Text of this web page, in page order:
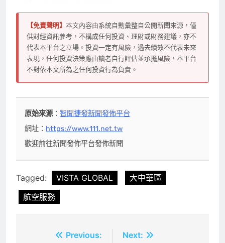
【免責聲明】 本文內容由系統自動彙整自公開新聞來源，僅
供財經資訊參考，不構成任何投資、理財或財務建議，亦不
代表本平台之立場。投資一定有風險，過去績效不代表未來
表現，任何投資決策應由讀者自行評估並承擔風險，本平台
不對依本文所為之任何投資行為負責。
原始來源：智聞捷發新聞發佈平台
網址： https://www.111.net.tw
歡迎前往新聞發佈平台發佈新聞
Tagged: VISTA GLOBAL
大中華區
航空服務
Previous:
Next: